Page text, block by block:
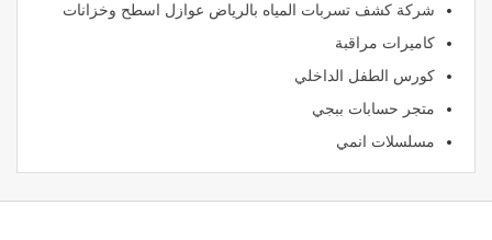
شركة كشف تسربات المياه بالرياض عوازل اسطح وخزانات
كاميرات مراقبة
كورس الطفل الداخلي
متجر حسابات ببجي
مسلسلات انمي